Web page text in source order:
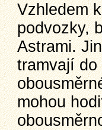
Vzhledem
podvozky,
Astrami.
tramvají do
mohou